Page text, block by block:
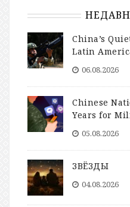
China’s
Latin
06.08.2026
Chinese
Years for
05.08.2026
ЗВЁЗДЫ
04.08.2026